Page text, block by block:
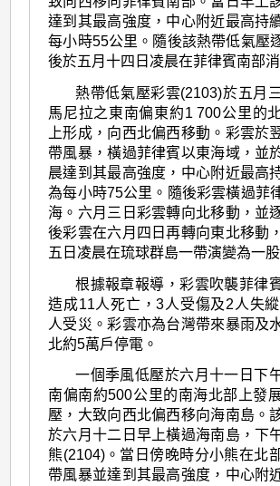
達到其最高強度，中心附近最高持
每小時55公里。隨後該熱帶低氣壓
後於五月十四日凌晨在菲律賓南部消
熱帶低氣壓彩雲(2103)於五月
馬尼拉之東南偏東約1 700公里的
上形成，向西北偏西移動。彩雲於
帶風暴，橫過菲律賓以東海域，並
晨達到其最高強度，中心附近最高
為每小時75公里。隨後彩雲橫過菲
海。六月三日彩雲轉向北移動，並
後彩雲在六月四日再轉向東北移動
五日凌晨在琉球群島一帶演變為一
根據報章報導，彩雲吹襲菲律
造成11人死亡，3人受傷及2人失
人受災。彩雲亦為台灣帶來暴雨及
北約5萬戶停電。
一個季風低壓於六月十一日下
南偏南約500公里的南海北部上發
壓，大致向西北偏西移向海南島。
於六月十二日早上橫過海南島，下
熊(2104)。當日傍晚時分小熊在北
帶風暴並達到其最高強度，中心附